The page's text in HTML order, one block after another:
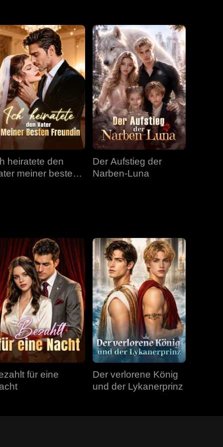
Folge 34 Folge 35 Folge 36
Folge 37 Folge 38 Folge 39
Folge 40
heiratete den
meiner besten
Der Aufstieg der
Narben-Luna
für eine
Der verlorene König
und der Lykanerprinz